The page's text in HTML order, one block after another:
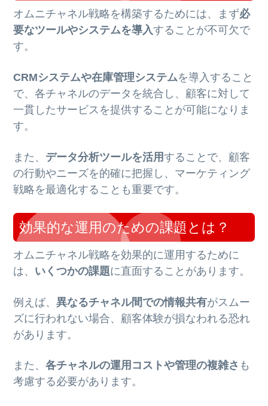
オムニチャネル戦略を構築するためには、まず必
要なツールやシステムを導入することが不可欠で
す。
CRMシステムや在庫管理システムを導入すること
で、各チャネルのデータを統合し、顧客に対して
一貫したサービスを提供することが可能になりま
す。
また、 データ分析ツールを活用することで、顧客
の行動やニーズを的確に把握し、マーケティング
戦略を最適化することも重要です。
効果的な運用のための課題とは？
オムニチャネル戦略を効果的に運用するために
は、 いくつかの課題に直面することがあります。
例えば、異なるチャネル間での情報共有がスムー
ズに行われない場合、顧客体験が損なわれる恐れ
があります。
また、各チャネルの運用コストや管理の複雑さ も
考慮する必要があります。